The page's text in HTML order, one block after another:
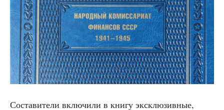
Соста­ви­те­ли вклю­чи­ли в кни­гу экс­клю­зив­ные,